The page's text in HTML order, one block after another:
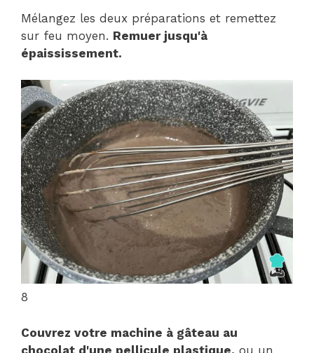
Mélangez les deux préparations et remettez
sur feu moyen. Remuer jusqu'à
épaississement.
8
Couvrez votre machine à gâteau au
chocolat d'une pellicule plastique. ou un